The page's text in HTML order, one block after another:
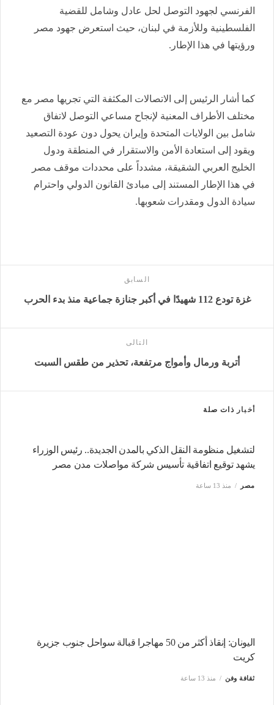
الفرنسي لجهود التوصل لحل عادل وشامل للقضية
الفلسطينية وللأزمة في لبنان، حيث استعرض جهود مصر
ورؤيتها في هذا الإطار.
كما أشار الرئيس إلى الاتصالات المكثفة التي تجريها مصر مع
مختلف الأطراف المعنية لإنجاح مساعي التوصل لاتفاق
شامل بين الولايات المتحدة وإيران يحول دون عودة التصعيد
ويقود إلى استعادة الأمن والاستقرار في المنطقة ودول
الخليج العربي الشقيقة، مشدداً على محددات موقف مصر
في هذا الإطار المستند إلى مبادئ القانون الدولي واحترام
سيادة الدول ومقدرات شعوبها.
السابق
غزة تودع 112 شهيدًا في أكبر جنازة جماعية منذ بدء الحرب
التالى
أتربة ورمال وأمواج مرتفعة، تحذير من طقس السبت
أخبار ذات صلة
لتشغيل منظومة النقل الذكي بالمدن الجديدة.. رئيس الوزراء
يشهد توقيع اتفاقية تأسيس شركة مواصلات مدن مصر
مصر منذ 13 ساعة
اليونان: إنقاذ أكثر من 50 مهاجرا قبالة سواحل جنوب جزيرة
كريت
ثقافة وفن منذ 13 ساعة